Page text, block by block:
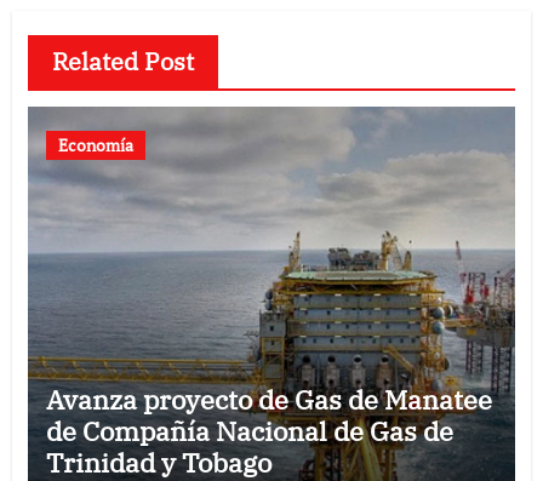
Related Post
Economía
Avanza proyecto de Gas de Manatee
de Compañía Nacional de Gas de
Trinidad y Tobago